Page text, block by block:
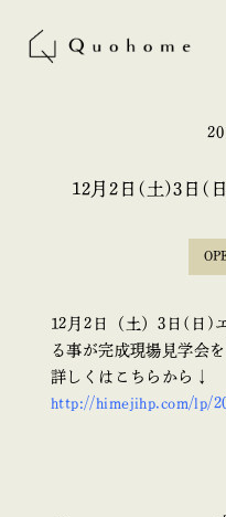
12月2日(土)3日(
12月2日（土）3日(日)
る事が完成現場見学会を
詳しくはこちらから↓
http://himejihp.com/lp/